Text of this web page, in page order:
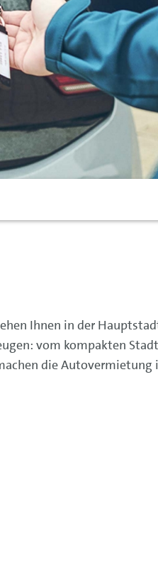
Ihnen in der
vom kompakten
die Autovermietung